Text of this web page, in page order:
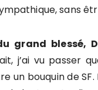
sans
grand blessé,
j’ai vu passer
un bouquin de